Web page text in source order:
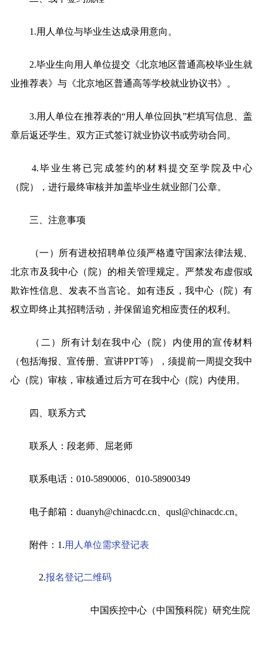
1.用人单位与毕业生达成录用意向。
2.毕业生向用人单位提交《北京地区普通高校毕业生就
业推荐表》与《北京地区普通高等学校就业协议书》。
3.用人单位在推荐表的“用人单位回执”栏填写信息、盖
章后返还学生。双方正式签订就业协议书或劳动合同。
4.毕业生将已完成签约的材料提交至学院及中心
（院），进行最终审核并加盖毕业生就业部门公章。
三、注意事项
（一）所有进校招聘单位须严格遵守国家法律法规、
北京市及我中心（院）的相关管理规定。严禁发布虚假或
欺诈性信息、发表不当言论。如有违反，我中心（院）有
权立即终止其招聘活动，并保留追究相应责任的权利。
（二）所有计划在我中心（院）内使用的宣传材料
（包括海报、宣传册、宣讲PPT等），须提前一周提交我中
心（院）审核，审核通过后方可在我中心（院）内使用。
四、联系方式
联系人：段老师、屈老师
联系电话：010-5890006、010-58900349
电子邮箱：duanyh@chinacdc.cn、qusl@chinacdc.cn。
附件：1.用人单位需求登记表
2.报名登记二维码
中国疾控中心（中国预科院）研究生院